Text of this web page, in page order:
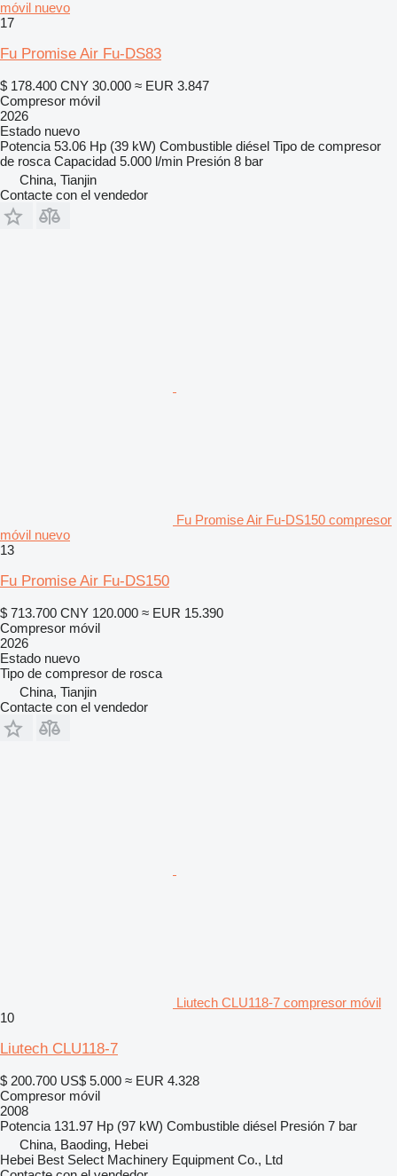
móvil nuevo
17
Fu Promise Air Fu-DS83
$ 178.400 CNY 30.000 ≈ EUR 3.847
Compresor móvil
2026
Estado nuevo
Potencia 53.06 Hp (39 kW) Combustible diésel Tipo de compresor
de rosca Capacidad 5.000 l/min Presión 8 bar
China, Tianjin
Contacte con el vendedor
Fu Promise Air Fu-DS150 compresor
móvil nuevo
13
Fu Promise Air Fu-DS150
$ 713.700 CNY 120.000 ≈ EUR 15.390
Compresor móvil
2026
Estado nuevo
Tipo de compresor de rosca
China, Tianjin
Contacte con el vendedor
Liutech CLU118-7 compresor móvil
10
Liutech CLU118-7
$ 200.700 US$ 5.000 ≈ EUR 4.328
Compresor móvil
2008
Potencia 131.97 Hp (97 kW) Combustible diésel Presión 7 bar
China, Baoding, Hebei
Hebei Best Select Machinery Equipment Co., Ltd